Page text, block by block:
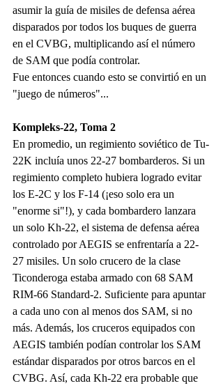
asumir la guía de misiles de defensa aérea
disparados por todos los buques de guerra
en el CVBG, multiplicando así el número
de SAM que podía controlar.
Fue entonces cuando esto se convirtió en un
"juego de números"...
Kompleks-22, Toma 2
En promedio, un regimiento soviético de Tu-
22K incluía unos 22-27 bombarderos. Si un
regimiento completo hubiera logrado evitar
los E-2C y los F-14 (¡eso solo era un
"enorme si"!), y cada bombardero lanzara
un solo Kh-22, el sistema de defensa aérea
controlado por AEGIS se enfrentaría a 22-
27 misiles. Un solo crucero de la clase
Ticonderoga estaba armado con 68 SAM
RIM-66 Standard-2. Suficiente para apuntar
a cada uno con al menos dos SAM, si no
más. Además, los cruceros equipados con
AEGIS también podían controlar los SAM
estándar disparados por otros barcos en el
CVBG. Así, cada Kh-22 era probable que